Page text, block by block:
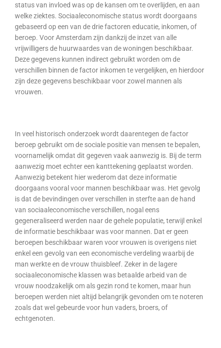
status van invloed was op de kansen om te overlijden, en aan
welke ziektes. Sociaaleconomische status wordt doorgaans
gebaseerd op een van de drie factoren educatie, inkomen, of
beroep. Voor Amsterdam zijn dankzij de inzet van alle
vrijwilligers de huurwaardes van de woningen beschikbaar.
Deze gegevens kunnen indirect gebruikt worden om de
verschillen binnen de factor inkomen te vergelijken, en hierdoor
zijn deze gegevens beschikbaar voor zowel mannen als
vrouwen.
In veel historisch onderzoek wordt daarentegen de factor
beroep gebruikt om de sociale positie van mensen te bepalen,
voornamelijk omdat dit gegeven vaak aanwezig is. Bij de term
aanwezig moet echter een kanttekening geplaatst worden.
Aanwezig betekent hier wederom dat deze informatie
doorgaans vooral voor mannen beschikbaar was. Het gevolg
is dat de bevindingen over verschillen in sterfte aan de hand
van sociaaleconomische verschillen, nogal eens
gegeneraliseerd werden naar de gehele populatie, terwijl enkel
de informatie beschikbaar was voor mannen. Dat er geen
beroepen beschikbaar waren voor vrouwen is overigens niet
enkel een gevolg van een economische verdeling waarbij de
man werkte en de vrouw thuisbleef. Zeker in de lagere
sociaaleconomische klassen was betaalde arbeid van de
vrouw noodzakelijk om als gezin rond te komen, maar hun
beroepen werden niet altijd belangrijk gevonden om te noteren
zoals dat wel gebeurde voor hun vaders, broers, of
echtgenoten.